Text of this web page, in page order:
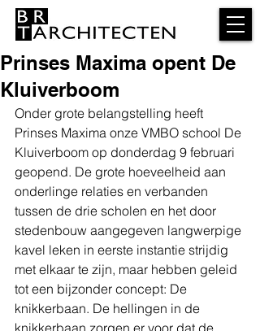
Prinses Maxima opent De
Kluiverboom
Onder grote belangstelling heeft
Prinses Maxima onze VMBO school De
Kluiverboom op donderdag 9 februari
geopend. De grote hoeveelheid aan
onderlinge relaties en verbanden
tussen de drie scholen en het door
stedenbouw aangegeven langwerpige
kavel leken in eerste instantie strijdig
met elkaar te zijn, maar hebben geleid
tot een bijzonder concept: De
knikkerbaan. De hellingen in de
knikkerbaan zorgen er voor dat de